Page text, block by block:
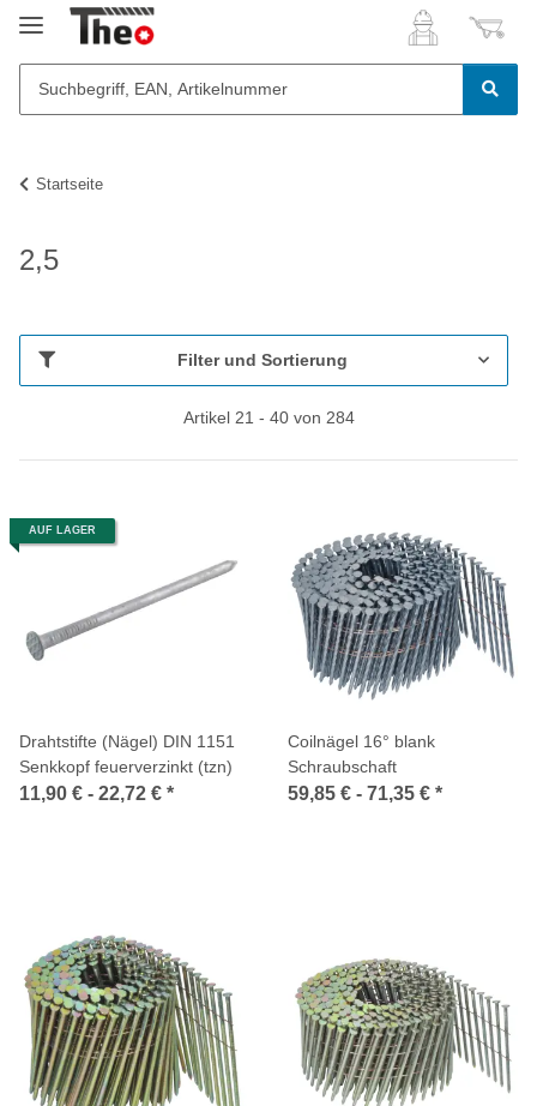
Startseite
2,5
Filter und Sortierung
Artikel 21 - 40 von 284
AUF LAGER
Drahtstifte (Nägel) DIN 1151
Senkkopf feuerverzinkt (tzn)
11,90 € - 22,72 € *
Coilnägel 16° blank
Schraubschaft
59,85 € - 71,35 € *